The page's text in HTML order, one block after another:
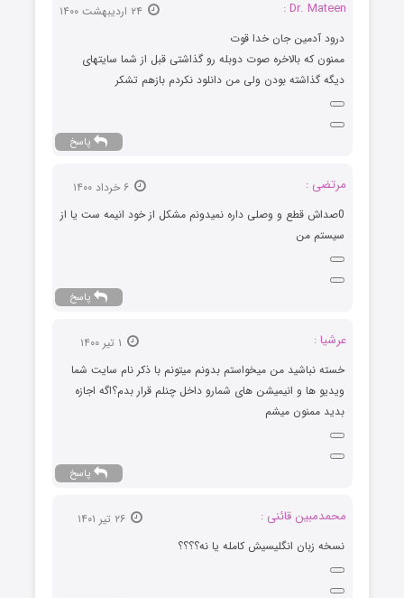
Dr. Mateen :
درود آدمین جان خدا قوت
ممنون که بالاخره صوت دوبله رو گذاشتی قبل از شما سایتهای
دیگه گذاشته بودن ولی من دانلود نکردم بازهم تشکر
پاسخ
مرتضی :
0صداش قطع و وصلی داره نمیدونم مشکل از خود انیمه ست یا از
سیستم من
پاسخ
عرشیا :
خسته نباشید من میخواستم بدونم میتونم با ذکر نام سایت شما
ویدیو ها و انیمیشن های شمارو داخل چنلم قرار بدم؟اگه اجازه
بدید ممنون میشم
پاسخ
محمدمبین قائنی :
۲۶ تیر ۱۴۰۱
نسخه زبان انگلیسیش کامله یا نه؟؟؟؟